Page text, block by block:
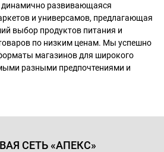
динамично развивающаяся
и универсамов, предлагающая
выбор продуктов питания и
по низким ценам. Мы успешно
магазинов для широкого
разными предпочтениями и
СЕТЬ «АПЕКС»